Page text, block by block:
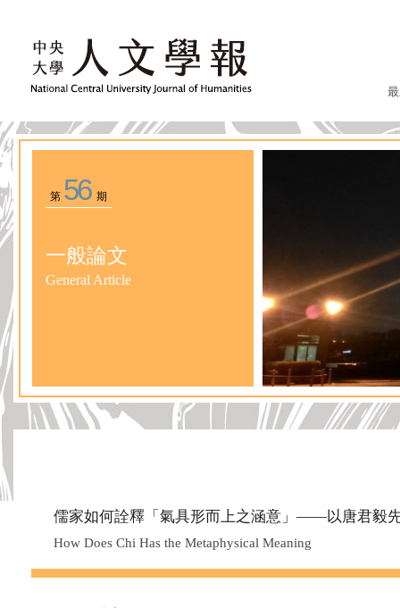
第 56期
一般論文
General Article
儒家如何詮釋「氣具形而上之涵意」——以唐君毅
How Does Chi Has the Metaphysical Meaning